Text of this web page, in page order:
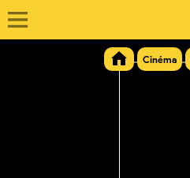
Cinéma